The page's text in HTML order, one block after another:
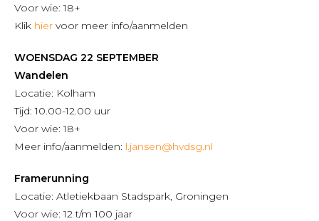
Voor wie: 18+
Klik hier voor meer info/aanmelden
WOENSDAG 22 SEPTEMBER
Wandelen
Locatie: Kolham
Tijd: 10.00-12.00 uur
Voor wie: 18+
Meer info/aanmelden: l.jansen@hvdsg.nl
Framerunning
Locatie: Atletiekbaan Stadspark, Groningen
Voor wie: 12 t/m 100 jaar